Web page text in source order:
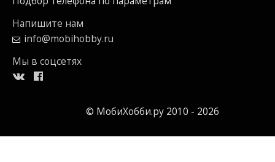
Напишите нам
info@mobihobby.ru
Мы в соцсетях
© МобиХобби.ру 2010 - 2026